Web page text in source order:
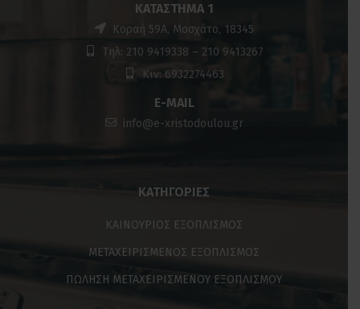
ΚΑΤΆΣΤΗΜΑ 1
Κοραή 59Α, Μοσχάτο, 18345
Τηλ: 210 9419338 – 210 9413267
Κιν: 6932274463
E-MAIL
info@e-xristodoulou.gr
ΚΑΤΗΓΟΡΊΕΣ
ΚΑΙΝΟΥΡΙΟΣ ΕΞΟΠΛΙΣΜΟΣ
ΜΕΤΑΧΕΙΡΙΣΜΕΝΟΣ ΕΞΟΠΛΙΣΜΟΣ
ΠΩΛΗΣΗ ΜΕΤΑΧΕΙΡΙΣΜΕΝΟΥ ΕΞΟΠΛΙΣΜΟΥ